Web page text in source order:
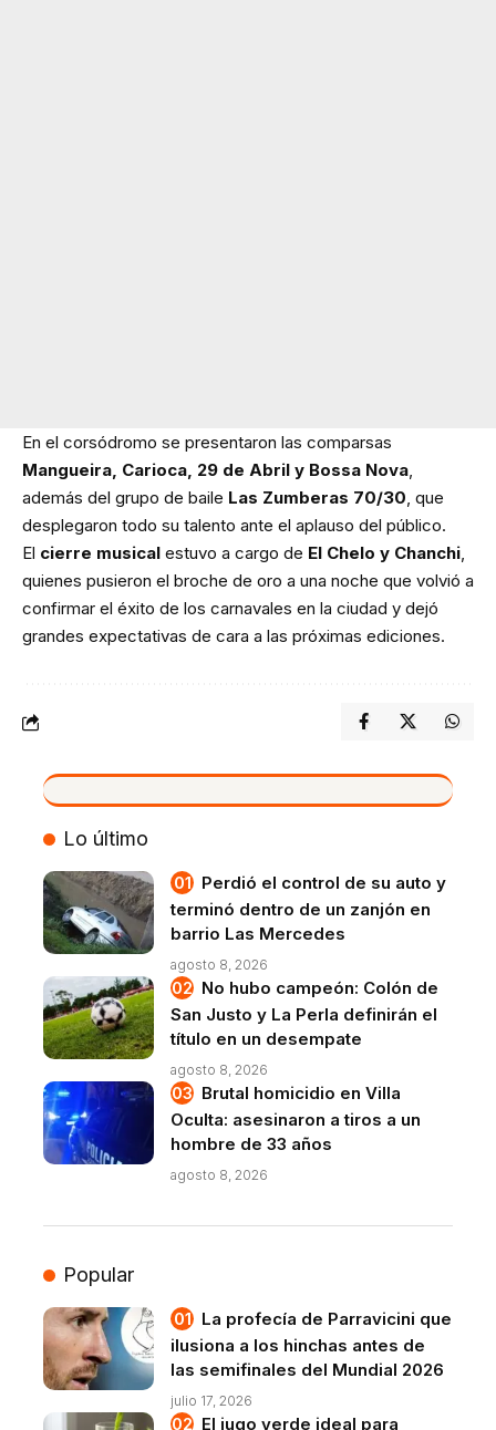
En el corsódromo se presentaron las comparsas
Mangueira, Carioca, 29 de Abril y Bossa Nova,
además del grupo de baile Las Zumberas 70/30, que
desplegaron todo su talento ante el aplauso del público.
El cierre musical estuvo a cargo de El Chelo y Chanchi,
quienes pusieron el broche de oro a una noche que volvió a
confirmar el éxito de los carnavales en la ciudad y dejó
grandes expectativas de cara a las próximas ediciones.
VIVO
Lo último
Perdió el control de su auto y
terminó dentro de un zanjón en
barrio Las Mercedes
agosto 8, 2026
No hubo campeón: Colón de
San Justo y La Perla definirán el
título en un desempate
agosto 8, 2026
Brutal homicidio en Villa
Oculta: asesinaron a tiros a un
hombre de 33 años
agosto 8, 2026
Popular
La profecía de Parravicini que
ilusiona a los hinchas antes de
las semifinales del Mundial 2026
julio 17, 2026
El jugo verde ideal para